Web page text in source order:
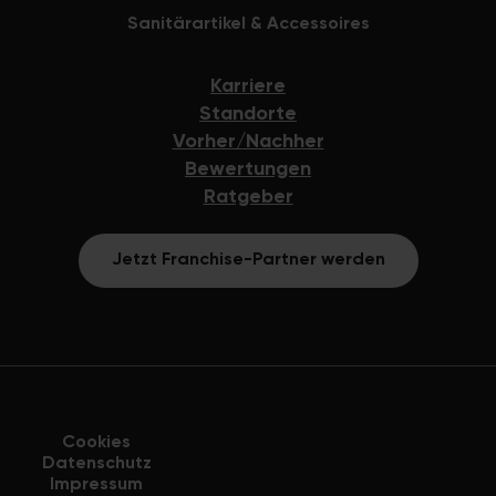
Sanitärartikel & Accessoires
Karriere
Standorte
Vorher/Nachher
Bewertungen
Ratgeber
Jetzt Franchise-Partner werden
Cookies
Datenschutz
Impressum